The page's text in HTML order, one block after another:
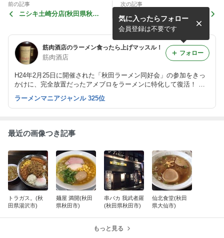
前の記事
ニシキ土崎分店(秋田県秋田
次の記事
ラーメン タンポポ(秋田県秋
田市)
筋肉酒店のラーメン食ったら上げマッスル！
筋肉酒店
H24年2月25日に開催された「秋田ラーメン同好会」の参加をきっ
かけに、完全放置だったアメブロをラーメンに特化して復活！ 個
ました。世界の中心で酔って酒部→http://worldsakeclub.net/
気に入ったらフォロー
会員登録は不要です
フォロー
ラーメンマニアジャンル 325位
最近の画像つき記事
トラガス。(秋
田県湯沢市)
麺屋 満開(秋田
県秋田市)
串バカ 我武者羅
(秋田県秋田市)
仙北食堂(秋田
県大仙市)
もっと見る